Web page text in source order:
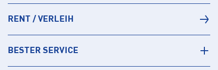
RENT / VERLEIH
BESTER SERVICE